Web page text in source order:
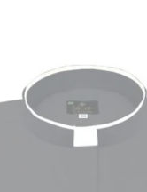
byung chul han
6º
biblia